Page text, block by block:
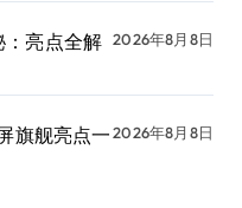
：亮点全解 2026年8月8日
旗舰亮点一2026年8月8日